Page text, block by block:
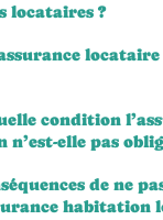
locataires ?
condition
n’est-elle pas
de ne
habitation